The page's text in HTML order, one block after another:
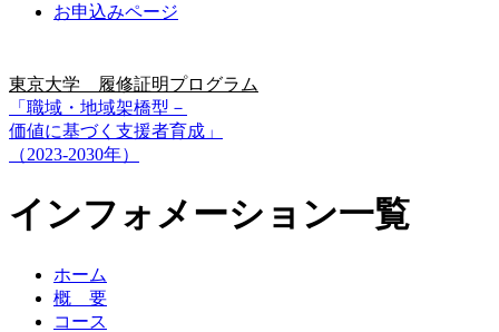
お申込みページ
東京大学 履修証明プログラム
「職域・地域架橋型－
価値に基づく支援者育成」
（2023-2030年）
インフォメーション一覧
ホーム
概 要
コース